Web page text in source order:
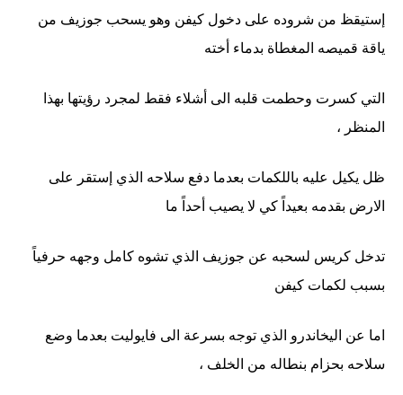
إستيقظ من شروده على دخول كيفن وهو يسحب جوزيف من
ياقة قميصه المغطاة بدماء أخته
التي كسرت وحطمت قلبه الى أشلاء فقط لمجرد رؤيتها بهذا
المنظر ،
ظل يكيل عليه باللكمات بعدما دفع سلاحه الذي إستقر على
الارض بقدمه بعيداً كي لا يصيب أحداً ما
تدخل كريس لسحبه عن جوزيف الذي تشوه كامل وجهه حرفياً
بسبب لكمات كيفن
اما عن اليخاندرو الذي توجه بسرعة الى فايوليت بعدما وضع
سلاحه بحزام بنطاله من الخلف ،